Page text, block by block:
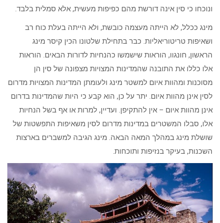
ונוכחו כי סין אינה דורשת מהם כפיפות מעשית, אלא סמלית בלבד.
מינג ככלל, לא הייתה מעצמה כובשת, ולא הייתה בעלת כוח רב
ושאיפות טריטוריאליות. כבר בתחילת שלטונו הכין קיסר מינג
הראשון, חונגוו, הוראות שישמשו כהנחיות לדורות הבאים. הוראות
אלו כללו את התובנה שהמדינות המצויות מצפונה של סין הן
מסוכנות ומהוות איום למשטר מינג ולעומתן המדינות המצויות מדרום
לסין אינן מהוות איום. יתר על כן, הוא קבע כי היות שהמדינות בדרום
אינן מהוות איום – אין להתקיפן. ועדיין, למרות או אף בשל הנחיות
אלו, סבלו המשטרים במדינות מדרום לסין משאיפות התפשטות של
שושלת מינג במהלך המאה הבאה. מינג הגיבה למשברים בארצות
השכנות, בעיקר בנזיפות ותוכחות.